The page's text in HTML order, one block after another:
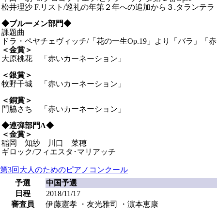
松井理沙 F.リスト/巡礼の年第２年への追加から３.タランテラ
◆ブルーメン部門◆
課題曲
ドラ・ペヤチェヴィッチ/「花の一生Op.19」より「バラ」「
＜金賞＞
大原桃花 「赤いカーネーション」
＜銀賞＞
牧野千城 「赤いカーネーション」
＜銅賞＞
門脇さち 「赤いカーネーション」
◆連弾部門A◆
＜金賞＞
稲岡 知紗 川口 菜穂
ギロック/フィエスタ･マリアッチ
第3回大人のためのピアノコンクール
予選
中国予選
日程
2018/11/17
審査員
伊藤憲孝 ・友光雅司 ・濵本恵康